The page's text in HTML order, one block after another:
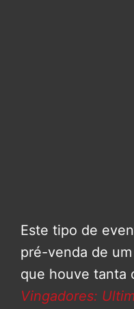
Este tipo de
pré-venda de
que houve tanta
Vingadores: